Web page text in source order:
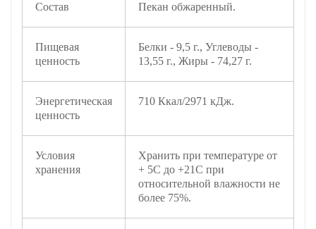
Состав Пекан обжаренный.
Пищевая
ценность
Белки - 9,5 г., Углеводы -
13,55 г., Жиры - 74,27 г.
Энергетическая
ценность
710 Ккал/2971 кДж.
Условия
хранения
Хранить при температуре от
+ 5С до +21С при
относительной влажности не
более 75%.